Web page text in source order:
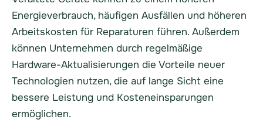
Energieverbrauch, häufigen Ausfällen und höheren
Arbeitskosten für Reparaturen führen. Außerdem
können Unternehmen durch regelmäßige
Hardware-Aktualisierungen die Vorteile neuer
Technologien nutzen, die auf lange Sicht eine
bessere Leistung und Kosteneinsparungen
ermöglichen.